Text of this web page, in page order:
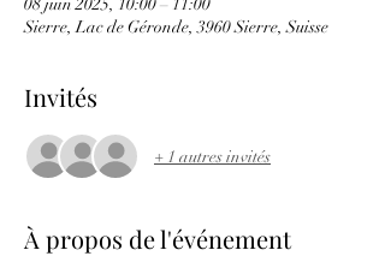
08 juin 2025, 10:00 – 11:00
Sierre, Lac de Géronde, 3960 Sierre, Suisse
Invités
+ 1 autres invités
À propos de l'événement